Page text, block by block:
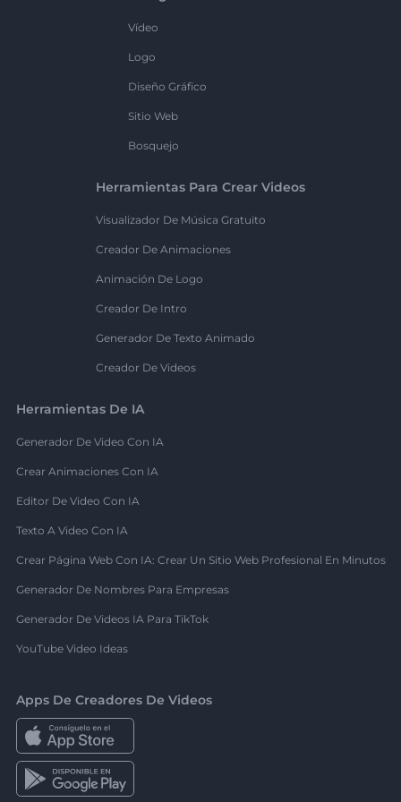
Vídeo
Logo
Diseño Gráfico
Sitio Web
Bosquejo
Herramientas Para Crear Videos
Visualizador De Música Gratuito
Creador De Animaciones
Animación De Logo
Creador De Intro
Generador De Texto Animado
Creador De Videos
Herramientas De IA
Generador De Video Con IA
Crear Animaciones Con IA
Editor De Video Con IA
Texto A Video Con IA
Crear Página Web Con IA: Crear Un Sitio Web Profesional En Minutos
Generador De Nombres Para Empresas
Generador De Videos IA Para TikTok
YouTube Video Ideas
Apps De Creadores De Videos